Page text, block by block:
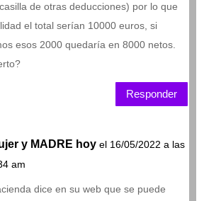
de otras deducciones) por lo que
el total serían 10000 euros, si
esos 2000 quedaría en 8000 netos.
Responder
y MADRE hoy el 16/05/2022 a las
am
dice en su web que se puede